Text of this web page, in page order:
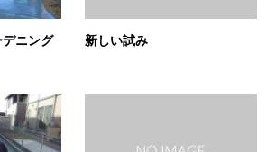
ニング
新しい試み